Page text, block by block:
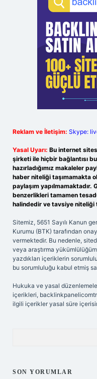
Reklam ve İletişim: Skype:
Yasal Uyarı: Bu internet
şirketi ile hiçbir bağlantısı
hazırladığımız makaleler
haber niteliği taşımamakta
paylaşım
benzerlikleri tamamen
halindedir ve tavsiye niteliği
Sitemiz, 5651 Sayılı Kanun
Kurumu (BTK) tarafından
vermektedir. Bu nedenle,
veya araştırma
yazdıkları içeriklerin
bu sorumluluğu kabul etmiş
Hukuka ve yasal
içerikleri,
ilgili içerikler yasal süre
SON YORUMLAR